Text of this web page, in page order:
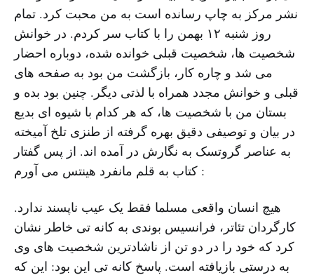
نشر مرکز به چاپ رسانده است به من محبت کرد. تمام
روز شنبه ۱۲ بهمن را با کتاب سر کردم. در خوانش
شخصیت ها، شخصیت قبلی خوانده شده، دوباره احضار
می شد و چاره کار، بازگشت من بود به صفحه های
قبلی و خوانش مجدد همراه با لذتی دیگر. چنین بود بده و
بستان من با شخصیت ها، که هر کدام با شیوه ای بدیع
در بیان و توصیفی دقیق بهره گرفته از طنزی تلخ آمیخته
به عناصر گروتسک به نگارش در آمده اند. از پس گفتار
کتاب به قلم مانفرد هینتس می آورم :
هیچ انسان واقعی مسلما فقط یک عیب ناپسند ندارد.
کارگردان تئاتر، فرانسیس بوندی به کانه تی خاطر نشان
کرد که خود را در دو تن از ناشادترین شخصیت های وی
به درستی بازیافته است. پاسخ کانه تی این بود: این که